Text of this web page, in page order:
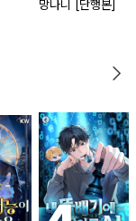
망나니 [단행본]